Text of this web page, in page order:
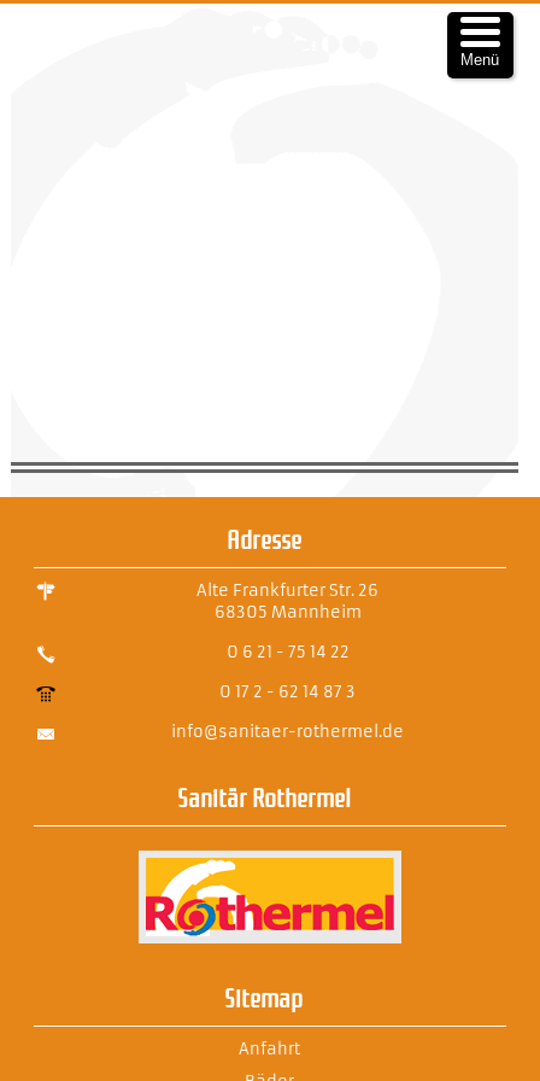
Adresse
Alte Frankfurter Str. 26
68305 Mannheim
0 6 21 - 75 14 22
0 17 2 - 62 14 87 3
info@sanitaer-rothermel.de
Sanitär Rothermel
Sitemap
Anfahrt
Menü